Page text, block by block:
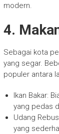
modern.
4.
Sebagai kota
yang segar.
populer antara
Ikan Bakar:
yang pedas
Udang
yang